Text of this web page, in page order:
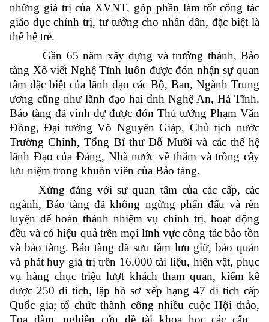
những giá trị của XVNT, góp phần làm tốt công tác
giáo dục chính trị, tư tưởng cho nhân dân, đặc biệt là
thế hệ trẻ.
Gần 65 năm xây dựng và trưởng thành, Bảo
tàng Xô viết Nghệ Tĩnh luôn được đón nhận sự quan
tâm đặc biệt của lãnh đạo các Bộ, Ban, Ngành Trung
ương cũng như lãnh đạo hai tỉnh Nghệ An, Hà Tĩnh.
Bảo tàng đã vinh dự được đón Thủ tướng Phạm Văn
Đồng, Đại tướng Võ Nguyên Giáp, Chủ tịch nước
Trường Chinh, Tổng Bí thư Đỗ Mười và các thế hệ
lãnh Đạo của Đảng, Nhà nước về thăm và trồng cây
lưu niệm trong khuôn viên của Bảo tàng.
Xứng đáng với sự quan tâm của các cấp, các
ngành, Bảo tàng đã không ngừng phấn đấu và rèn
luyện để hoàn thành nhiệm vụ chính trị, hoạt động
đều và có hiệu quả trên mọi lĩnh vực công tác bảo tồn
và bảo tàng. Bảo tàng đã sưu tầm lưu giữ, bảo quản
và phát huy giá trị trên 16.000 tài liệu, hiện vật, phục
vụ hàng chục triệu lượt khách tham quan, kiểm kê
được 250 di tích, lập hồ sơ xếp hạng 47 di tích cấp
Quốc gia; tổ chức thành công nhiều cuộc Hội thảo,
Tọa đàm, nghiên cứu đề tài khoa học các cấp…